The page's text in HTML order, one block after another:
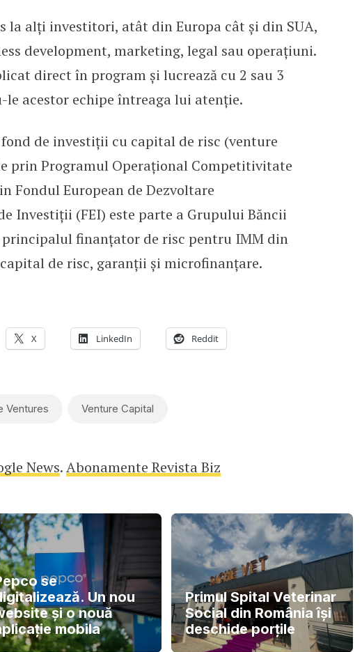
la alţi investitori, atât din Europa cât şi din SUA,
development, marketing, legal sau operaţiuni.
direct în program şi lucrează cu 2 sau 3
acestor echipe întreaga lui atenţie.
fond de investiţii cu capital de risc (venture
prin Programul Operațional Competitivitate
Fondul European de Dezvoltare
Investiţii (FEI) este parte a Grupului Băncii
principalul finanţator de risc pentru IMM din
de risc, garanţii şi microfinanţare.
X LinkedIn Reddit
Ventures Venture Capital
News.Abonamente Revista Biz
se
Un nou
și o nouă
mobila
Primul Spital Veterinar
Social din România își
deschide porțile